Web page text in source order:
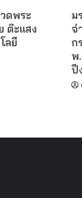
ดพระ
ต๊ะแสง
ลยี
ม
จ่
ก
พ
ปี